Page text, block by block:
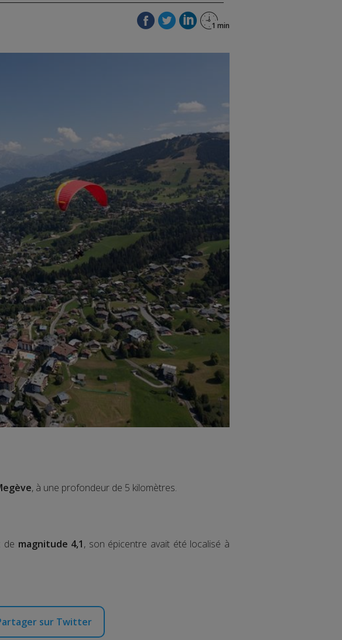
, à une profondeur de 5 kilomètres.
de magnitude 4,1, son épicentre avait été localisé à
sur Twitter